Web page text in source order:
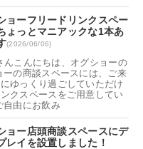
ョーフリードリンクスペー
ょっとマニアックな1本あ
(2026/06/06)
んこんにちは、オグショーの
の商談スペースには、ご来
ゆっくり過ごしていただけ
クスペースをご用意してい
自由にお飲み
ョー店頭商談スペースにデ
レイを設置しました！